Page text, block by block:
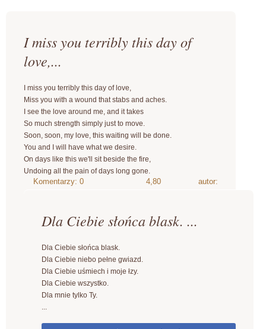
I miss you terribly this day of
love,...
I miss you terribly this day of love,
Miss you with a wound that stabs and aches.
I see the love around me, and it takes
So much strength simply just to move.
Soon, soon, my love, this waiting will be done.
You and I will have what we desire.
On days like this we'll sit beside the fire,
Undoing all the pain of days long gone.
4,80 autor:
Dla Ciebie słońca blask. ...
Dla Ciebie słońca blask.
Dla Ciebie niebo pełne gwiazd.
Dla Ciebie uśmiech i moje łzy.
Dla Ciebie wszystko.
Dla mnie tylko Ty.
...